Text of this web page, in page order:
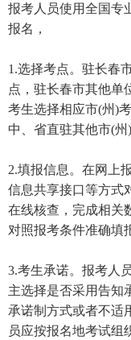
报考人员使用全国专
报名，
1.选择考点。驻长春
点，驻长春市其他单
考生选择相应市(州)
中、省直驻其他市(州
2.填报信息。在网上
信息共享接口等方式
在线核查，完成相关
对照报考条件准确填
3.考生承诺。报考人
主选择是否采用告知
承诺制方式或者不适
员应按报名地考试组